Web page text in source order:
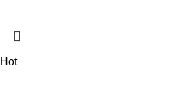
Hot